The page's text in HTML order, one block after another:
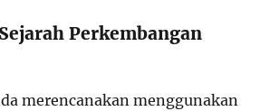
Perkembangan
merencanakan menggunakan